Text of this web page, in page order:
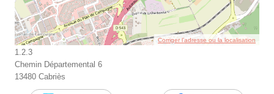
Corriger l’adresse ou la localisation
1.2.3
Chemin Départemental 6
13480 Cabriès